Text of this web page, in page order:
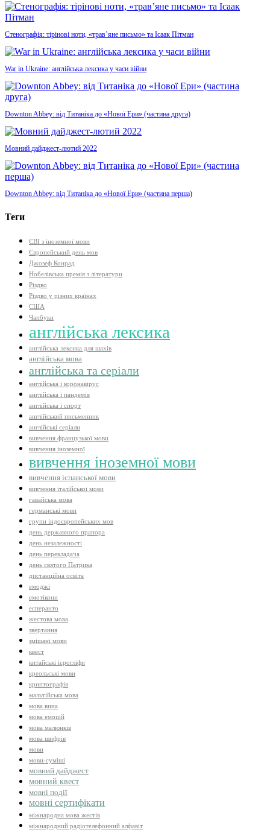
Стенографія: тірінові ноти, «трав’яне письмо» та Ісаак Пітман
War in Ukraine: англійська лексика у часи війни
Downton Abbey: від Титаніка до «Нової Ери» (частина друга)
Мовний дайджест-лютий 2022
Downton Abbey: від Титаніка до «Нової Ери» (частина перша)
Теги
ЄВІ з іноземної мови
Європейський день мов
Джозеф Конрад
Нобелівська премія з літератури
Різдво
Різдво у різних країнах
США
Чапбуки
англійська лексика
англійська лексика для шахів
англійська мова
англійська та серіали
англійська і коронавірус
англійська і пандемія
англійська і спорт
англійський письменник
англійські серіали
вивчення французької мови
вивчення іноземної
вивчення іноземної мови
вивчення іспанської мови
вивчення італійської мови
гавайська мова
германські мови
групи індоєвропейських мов
день державного прапора
день незалежності
день перекладача
день святого Патрика
дистанційна освіта
емоджі
емотікони
есперанто
жестова мова
звертання
змішані мови
квест
китайські ієрогліфи
креольські мови
криптографія
мальтійська мова
мова вина
мова емоцій
мова малюнків
мова шифрів
мови
мови-суміші
мовний дайджест
мовний квест
мовні події
мовні сертифікати
міжнародна мова жестів
міжнародний радіотелефонний алфавіт